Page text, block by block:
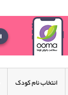
انتخاب نام کودک